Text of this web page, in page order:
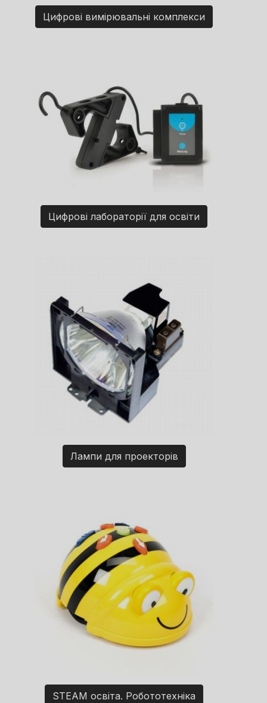
Цифрові вимірювальні комплекси
Цифрові лабораторії для освіти
Лампи для проекторів
STEAM освіта. Робототехніка